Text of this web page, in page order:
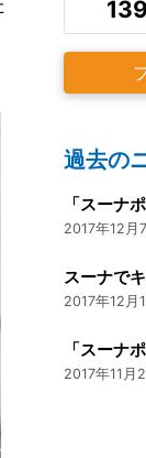
139
過去の
2017年12月
2017年12月
2017年11月